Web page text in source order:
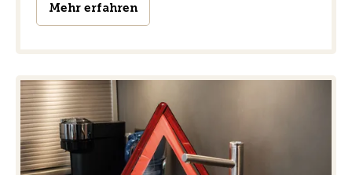
Mehr erfahren